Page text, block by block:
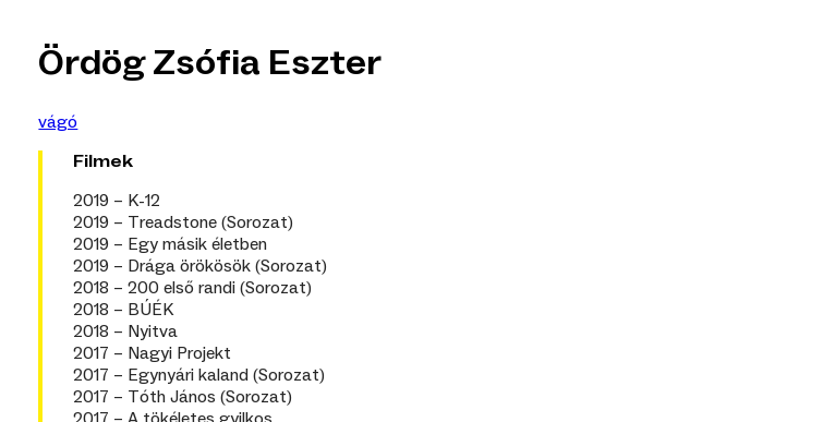
Ördög Zsófia Eszter
vágó
Filmek
2019 – K-12
2019 – Treadstone (Sorozat)
2019 – Egy másik életben
2019 – Drága örökösök (Sorozat)
2018 – 200 első randi (Sorozat)
2018 – BÚÉK
2018 – Nyitva
2017 – Nagyi Projekt
2017 – Egynyári kaland (Sorozat)
2017 – Tóth János (Sorozat)